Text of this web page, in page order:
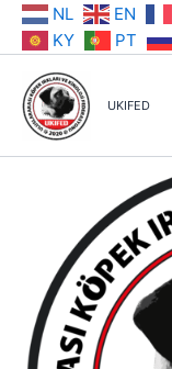
İçeriğe NL EN
KY
PT
UKIFED